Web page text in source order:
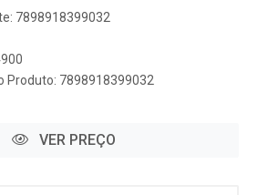
7898918399032
Produto: 7898918399032
VER PREÇO